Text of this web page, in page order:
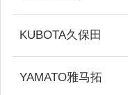
KUBOTA久保田
YAMATO雅马拓